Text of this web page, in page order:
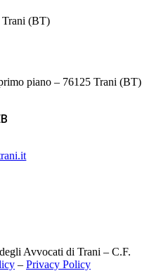
Trani (BT)
piano – 76125 Trani (BT)
Avvocati di Trani – C.F.
– Privacy Policy